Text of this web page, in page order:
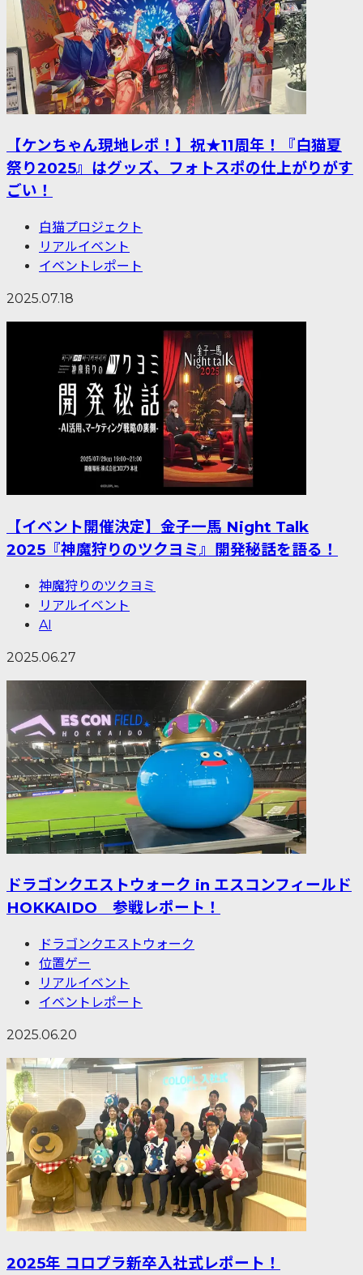
【ケンちゃん現地レポ！】祝★11周年！『白猫夏
祭り2025』はグッズ、フォトスポの仕上がりがす
ごい！
白猫プロジェクト
リアルイベント
イベントレポート
2025.07.18
【イベント開催決定】金子一馬 Night Talk
2025『神魔狩りのツクヨミ』開発秘話を語る！
神魔狩りのツクヨミ
リアルイベント
AI
2025.06.27
ドラゴンクエストウォーク in エスコンフィールド
HOKKAIDO 参戦レポート！
ドラゴンクエストウォーク
位置ゲー
リアルイベント
イベントレポート
2025.06.20
2025年 コロプラ新卒入社式レポート！